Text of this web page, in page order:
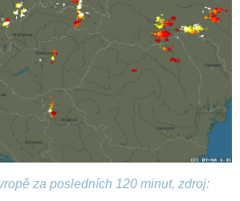
za posledních 120 minut, zdroj: